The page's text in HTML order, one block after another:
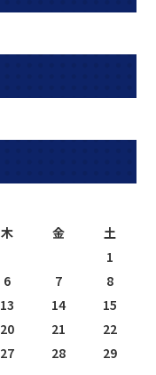
木 金
土
1
6 7
8
13 14
15
20 21
22
27 28
29